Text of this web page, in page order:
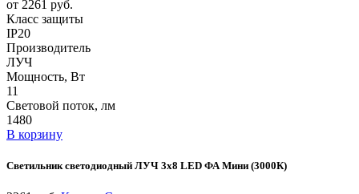
от 2261 руб.
Класс защиты
IP20
Производитель
ЛУЧ
Мощность, Вт
11
Световой поток, лм
1480
В корзину
Светильник светодиодный ЛУЧ 3х8 LED ФА Мини (3000К)